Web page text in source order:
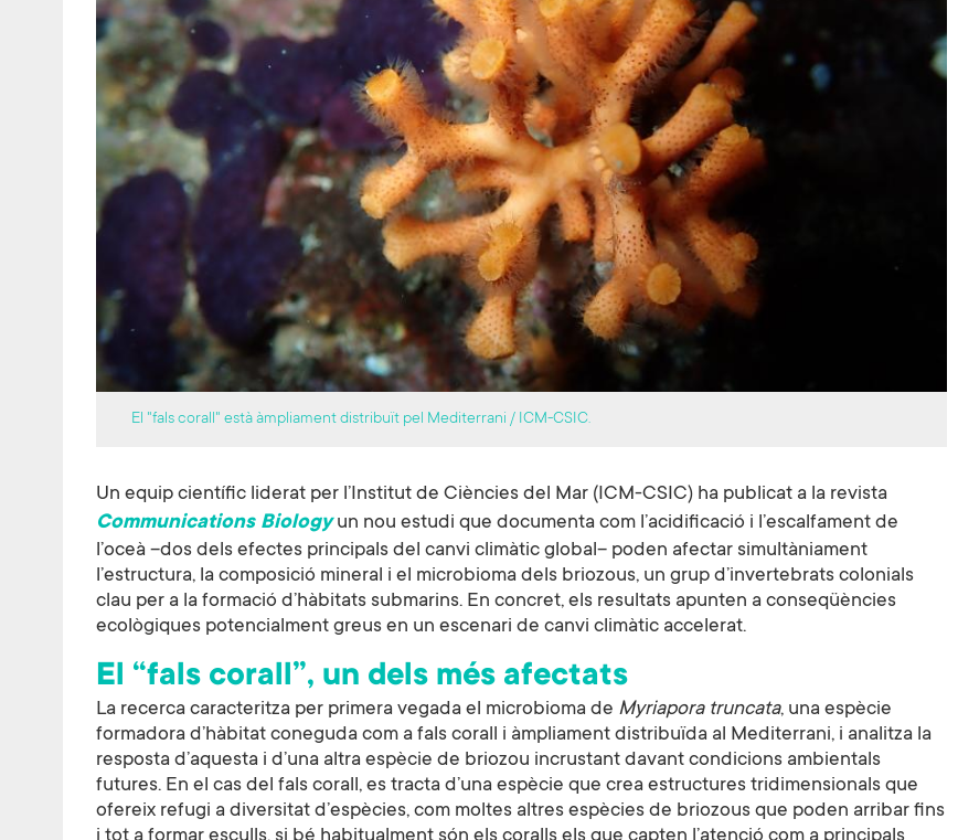
El "fals corall" està àmpliament distribuït pel Mediterrani / ICM-CSIC.
Un equip científic liderat per l’Institut de Ciències del Mar (ICM-CSIC) ha publicat a la revista
Communications Biologyun nou estudi que documenta com l’acidificació i l’escalfament de
l’oceà –dos dels efectes principals del canvi climàtic global– poden afectar simultàniament
l’estructura, la composició mineral i el microbioma dels briozous, un grup d’invertebrats colonials
clau per a la formació d’hàbitats submarins. En concret, els resultats apunten a conseqüències
ecològiques potencialment greus en un escenari de canvi climàtic accelerat.
El “fals corall”, un dels més afectats
La recerca caracteritza per primera vegada el microbioma de Myriapora truncata, una espècie
formadora d’hàbitat coneguda com a fals corall i àmpliament distribuïda al Mediterrani, i analitza la
resposta d’aquesta i d’una altra espècie de briozou incrustant davant condicions ambientals
futures. En el cas del fals corall, es tracta d’una espècie que crea estructures tridimensionals que
ofereix refugi a diversitat d’espècies, com moltes altres espècies de briozous que poden arribar fins